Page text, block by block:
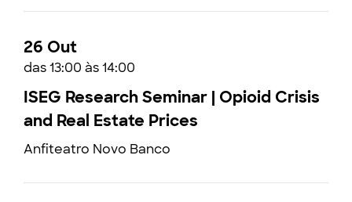
26 Out
das 13:00 às 14:00
ISEG Research Seminar | Opioid Crisis
and Real Estate Prices
Anfiteatro Novo Banco